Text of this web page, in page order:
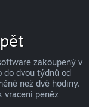
zakoupený v
do dvou týdnů od
než dvě hodiny.
vracení peněz